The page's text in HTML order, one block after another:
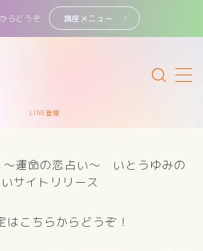
らどうぞ 講座メニュー
LINE登録
運命の恋占い～ いとうゆみの
サイトリリース
はこちらからどうぞ！